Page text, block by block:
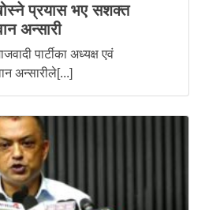
प्रयास भए सशक्त
अन्सारी
पार्टीका अध्यक्ष एवं
अन्सारीले[...]